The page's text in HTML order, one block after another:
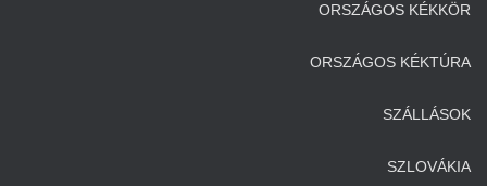
ORSZÁGOS KÉKKÖR
ORSZÁGOS KÉKTÚRA
SZÁLLÁSOK
SZLOVÁKIA